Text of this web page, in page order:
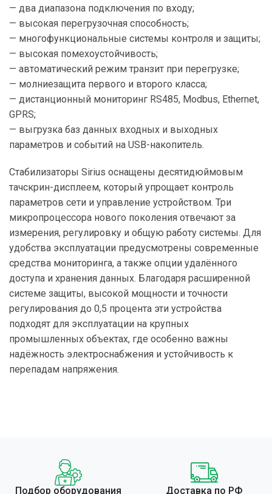
— два диапазона подключения по входу;
— высокая перегрузочная способность;
— многофункциональные системы контроля и защиты;
— высокая помехоустойчивость;
— автоматический режим транзит при перегрузке;
— молниезащита первого и второго класса;
— дистанционный мониторинг RS485, Modbus, Ethernet,
GPRS;
— выгрузка баз данных входных и выходных
параметров и событий на USB-накопитель.
Стабилизаторы Sirius оснащены десятидюймовым
тачскрин-дисплеем, который упрощает контроль
параметров сети и управление устройством. Три
микропроцессора нового поколения отвечают за
измерения, регулировку и общую работу системы. Для
удобства эксплуатации предусмотрены современные
средства мониторинга, а также опции удалённого
доступа и хранения данных. Благодаря расширенной
системе защиты, высокой мощности и точности
регулирования до 0,5 процента эти устройства
подходят для эксплуатации на крупных
промышленных объектах, где особенно важны
надёжность электроснабжения и устойчивость к
перепадам напряжения.
Подбор оборудования Доставка по РФ